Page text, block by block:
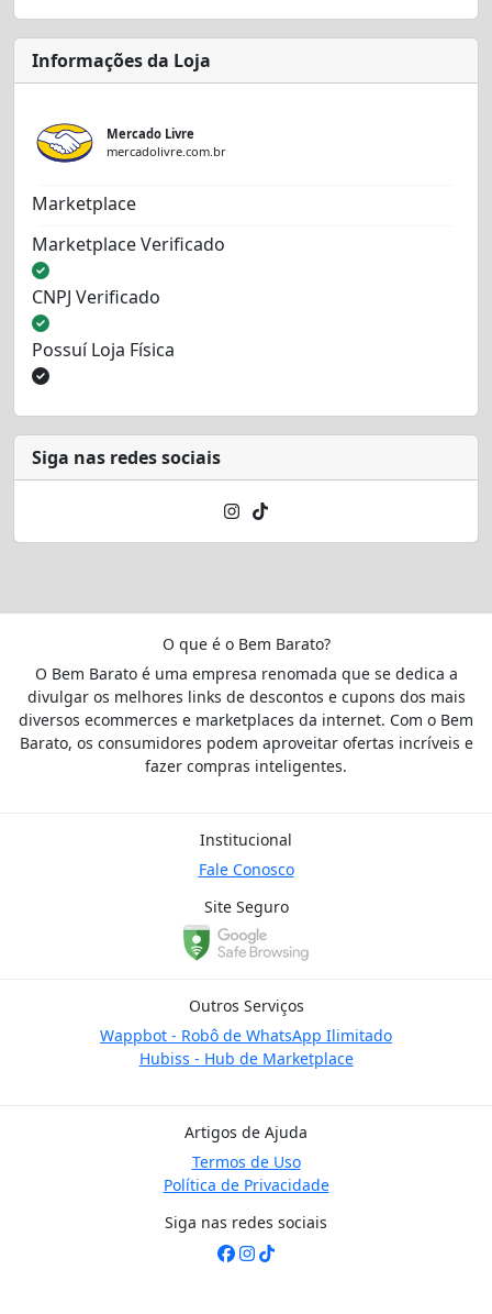
Informações da Loja
Mercado Livre
mercadolivre.com.br
Marketplace
Marketplace Verificado
CNPJ Verificado
Possuí Loja Física
Siga nas redes sociais
O que é o Bem Barato?
O Bem Barato é uma empresa renomada que se dedica a
divulgar os melhores links de descontos e cupons dos mais
diversos ecommerces e marketplaces da internet. Com o Bem
Barato, os consumidores podem aproveitar ofertas incríveis e
fazer compras inteligentes.
Institucional
Fale Conosco
Site Seguro
Outros Serviços
Wappbot - Robô de WhatsApp Ilimitado
Hubiss - Hub de Marketplace
Artigos de Ajuda
Termos de Uso
Política de Privacidade
Siga nas redes sociais